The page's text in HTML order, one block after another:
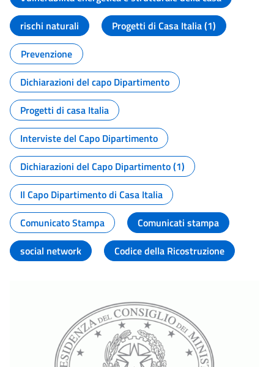
rischi naturali
Progetti di Casa Italia (1)
Prevenzione
Dichiarazioni del capo Dipartimento
Progetti di casa Italia
Interviste del Capo Dipartimento
Dichiarazioni del Capo Dipartimento (1)
Il Capo Dipartimento di Casa Italia
Comunicato Stampa
Comunicati stampa
social network
Codice della Ricostruzione